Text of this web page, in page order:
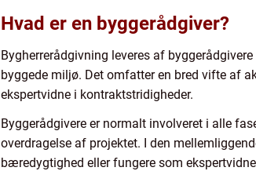
Hvad er en byggerådgiver?
Bygherrerådgivning leveres af
byggede miljø. Det omfatter en bred vifte af
ekspertvidne i kontraktstridigheder.
Byggerådgivere er normalt involveret i alle
overdragelse af projektet. I den
bæredygtighed eller fungere som